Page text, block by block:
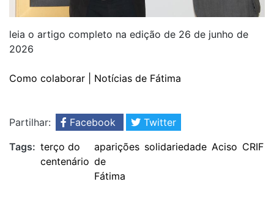
leia o artigo completo na edição de 26 de junho de
2026
Como colaborar | Notícias de Fátima
Partilhar: Facebook
Twitter
Tags: terço do
centenário
aparições
de
Fátima
solidariedade Aciso CRIF